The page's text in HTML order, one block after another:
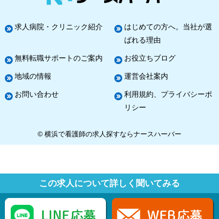
求人病院・クリニック紹介
はじめての方へ。当社が選
ばれる理由
無料転職サポートのご案内 お役立ちブログ
地域の情報 運営会社案内
お問い合わせ
利用規約、プライバシーポ
リシー
© 横浜で看護師の求人探すならナースハーバー
この求人について詳しく聞いてみる